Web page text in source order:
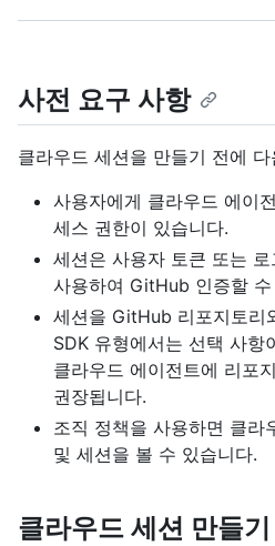
사전 요구 사항
클라우드 세션을 만들기 전에
사용자에게 클라우드 에이
세스 권한이 있습니다.
세션은 사용자 토큰 또는
사용하여 GitHub 인증할 수
세션을 GitHub 리포지토리
SDK 유형에서는 선택 사
클라우드 에이전트에 리포
권장됩니다.
조직 정책을 사용하면 클라
및 세션을 볼 수 있습니다.
클라우드 세션 만들기